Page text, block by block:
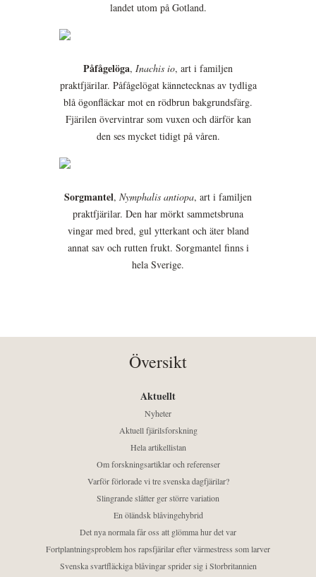
landet utom på Gotland.
Påfågelöga, Inachis io, art i familjen
praktfjärilar. Påfågelögat kännetecknas av tydliga
blå ögonfläckar mot en rödbrun bakgrundsfärg.
Fjärilen övervintrar som vuxen och därför kan
den ses mycket tidigt på våren.
Sorgmantel, Nymphalis antiopa, art i familjen
praktfjärilar. Den har mörkt sammetsbruna
vingar med bred, gul ytterkant och äter bland
annat sav och rutten frukt. Sorgmantel finns i
hela Sverige.
Översikt
Aktuellt
Nyheter
Aktuell fjärilsforskning
Hela artikellistan
Om forskningsartiklar och referenser
Varför förlorade vi tre svenska dagfjärilar?
Slingrande slåtter ger större variation
En öländsk blåvingehybrid
Det nya normala får oss att glömma hur det var
Fortplantningsproblem hos rapsfjärilar efter värmestress som larver
Svenska svartfläckiga blåvingar sprider sig i Storbritannien